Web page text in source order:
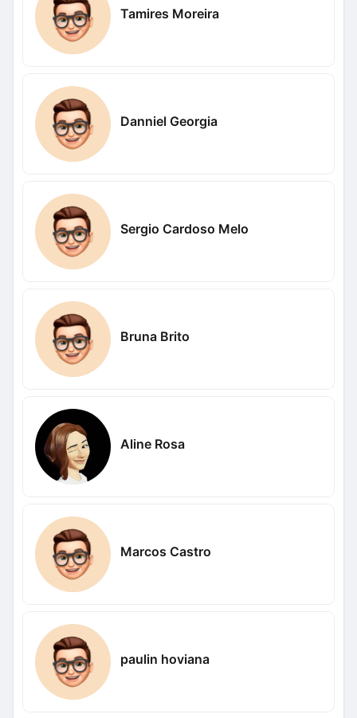
Tamires Moreira
Danniel Georgia
Sergio Cardoso Melo
Bruna Brito
Aline Rosa
Marcos Castro
paulin hoviana